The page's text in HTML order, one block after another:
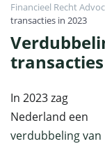
Financieel Recht
transacties in 2023
In 2023 zag
Nederland een
verdubbeling van